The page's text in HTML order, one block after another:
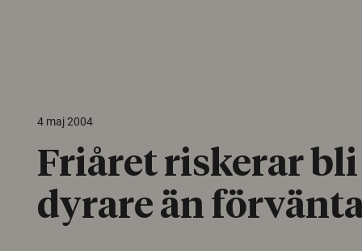
4 maj 2004
Friåret riskerar bli
dyrare än